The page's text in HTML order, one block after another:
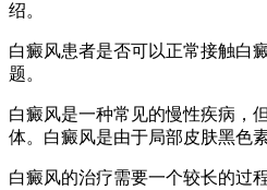
绍。
白癜风患者是否可以正常接触白
题。
白癜风是一种常见的慢性疾病，
体。白癜风是由于局部皮肤黑色
白癜风的治疗需要一个较长的过